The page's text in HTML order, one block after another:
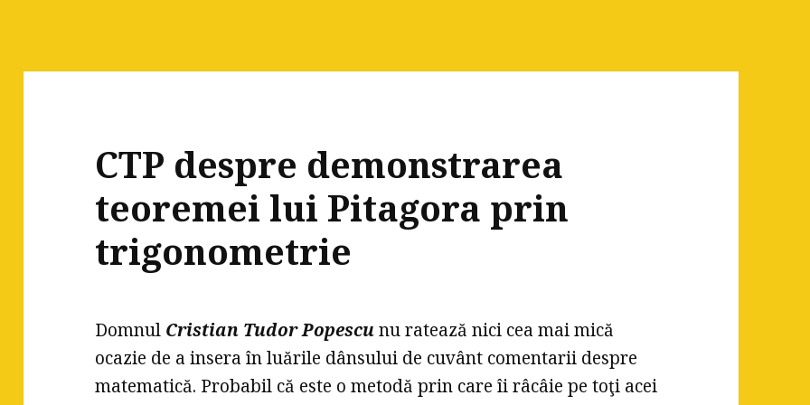
CTP despre demonstrarea
teoremei lui Pitagora prin
trigonometrie
Domnul Cristian Tudor Popescunu ratează nici cea mai mică
ocazie de a insera în luările dânsului de cuvânt comentarii despre
matematică. Probabil că este o metodă prin care îi râcâie pe toţi acei